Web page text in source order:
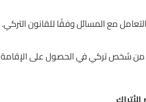
مع المسائل وفقًا للقانون التركي.
من شخص تركي في الحصول على الإقامة